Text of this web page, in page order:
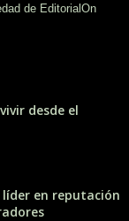
de EditorialOn
desde el
en reputación